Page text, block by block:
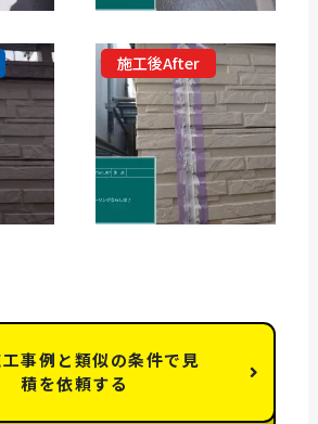
施工後After
事例と類似の条件で見
積を依頼する